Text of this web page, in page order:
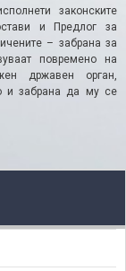
законските
и Предлог за
– забрана за
повремено на
државен орган,
и забрана да му се